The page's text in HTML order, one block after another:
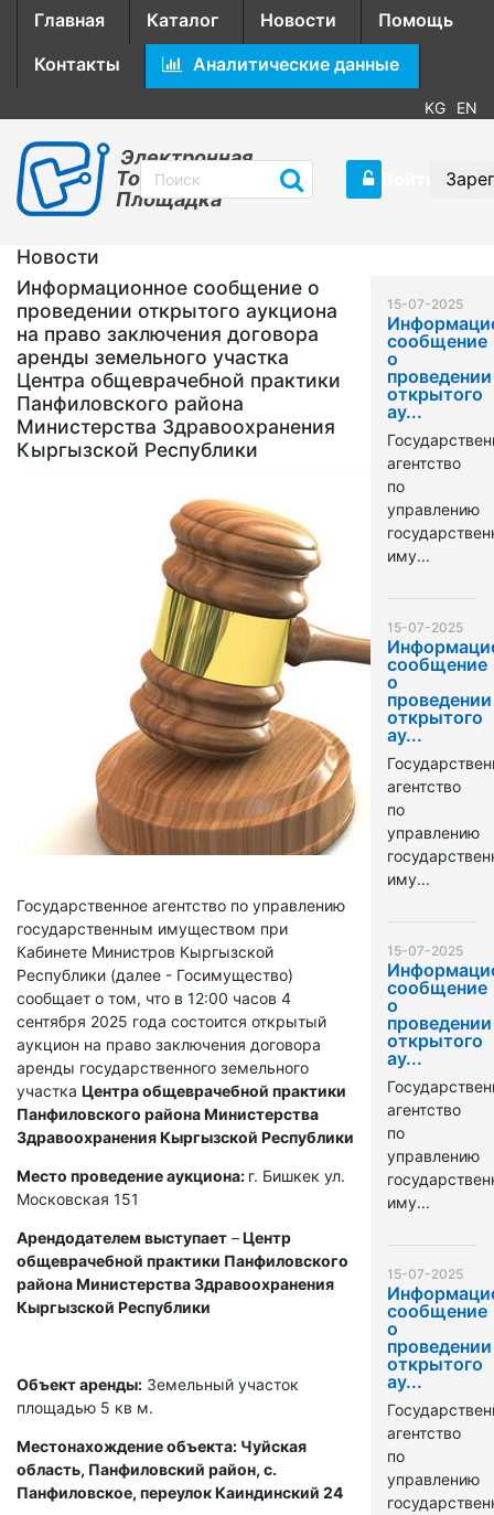
Главная Каталог Новости
Помощь
Контакты
Аналитические данные
KG EN
Электронная
Торговая
Площадка
Новости
Информационное сообщение о
проведении открытого аукциона
на право заключения договора
аренды земельного участка
Центра общеврачебной практики
Панфиловского района
Министерства Здравоохранения
Кыргызской Республики
Государственное агентство по управлению
государственным имуществом при
Кабинете Министров Кыргызской
Республики (далее - Госимущество)
сообщает о том, что в 12:00 часов 4
сентября 2025 года состоится открытый
аукцион на право заключения договора
аренды государственного земельного
участка Центра общеврачебной практики
Панфиловского района Министерства
Здравоохранения Кыргызской Республики
Место проведение аукциона: г. Бишкек ул.
Московская 151
Арендодателем выступает –Центр
общеврачебной практики Панфиловского
района Министерства Здравоохранения
Кыргызской Республики
Объект аренды: Земельный участок
площадью 5 кв м.
Местонахождение объекта: Чуйская
область, Панфиловский район, с.
Панфиловское, переулок Каиндинский 24
15-07-2025
сообщение
о
проведении
открытого
ау...
агентство
по
управлению
иму...
15-07-2025
сообщение
о
проведении
открытого
ау...
агентство
по
управлению
иму...
15-07-2025
сообщение
о
проведении
открытого
ау...
агентство
по
управлению
иму...
15-07-2025
сообщение
о
проведении
открытого
ау...
агентство
по
управлению